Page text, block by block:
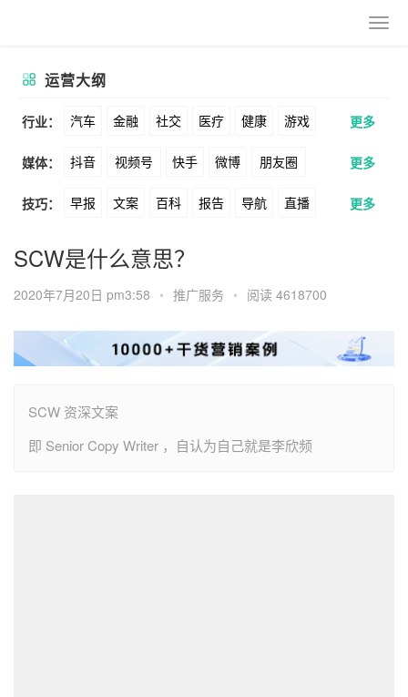
运营大纲
行业： 汽车 金融 社交 医疗 健康 游戏
动漫 美妆 美食 家装 教育 婚纱
酒旅 母婴 宠物 文娱 跨境 科技
广告 元宇宙 房地产
更多
媒体： 抖音 视频号 快手 微博 朋友圈
公众号 B站 小红书 头条 知乎
Soul 360 百度
美图 最右 神马 谷歌 Facebook
Tiktok YouTube Yahoo Bing
更多
技巧： 早报 文案 百科 报告 导航 直播
卖货 脚本 话术
涨粉 广告 推广 方案 策划 案例
数据 拉新 活动 用户 海外
更多
SCW是什么意思？
2020年7月20日 pm3:58 • 推广服务 • 阅读 4618700
SCW 资深文案
即 Senior Copy Writer ，自认为自己就是李欣频